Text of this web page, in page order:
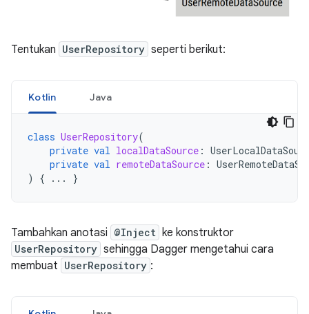
Tentukan UserRepository seperti berikut:
Kotlin Java
class UserRepository(
private val localDataSource :
private val remoteDataSource :
)
{ ... }
Tambahkan anotasi @Inject ke konstruktor
UserRepository sehingga Dagger mengetahui cara
membuat UserRepository :